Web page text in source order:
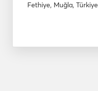
Fethiye, Muğla, Türkiye